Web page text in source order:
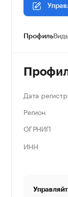
Профиль
Дата
Регион
ОГРНИП
ИНН